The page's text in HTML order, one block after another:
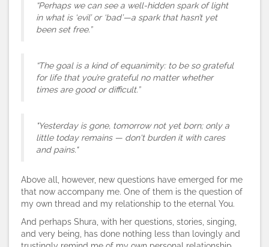
“Perhaps we can see a well-hidden spark of light
in what is ‘evil’ or ‘bad’—a spark that hasn’t yet
been set free.”
“The goal is a kind of equanimity: to be so grateful
for life that you’re grateful no matter whether
times are good or difficult.”
"Yesterday is gone, tomorrow not yet born; only a
little today remains — don't burden it with cares
and pains."
Above all, however, new questions have emerged for me
that now accompany me. One of them is the question of
my own thread and my relationship to the eternal You.
And perhaps Shura, with her questions, stories, singing,
and very being, has done nothing less than lovingly and